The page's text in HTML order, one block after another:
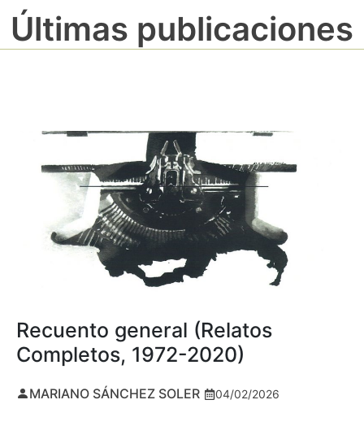
Últimas publicaciones
Recuento general (Relatos
Completos, 1972-2020)
MARIANO SÁNCHEZ SOLER 04/02/2026